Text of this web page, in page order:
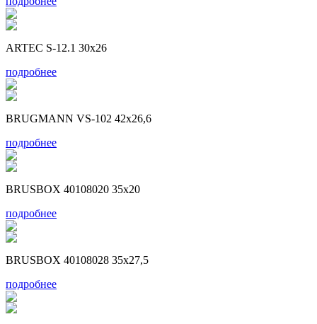
ARTEC S-12.1 30x26
подробнее
BRUGMANN VS-102 42x26,6
подробнее
BRUSBOX 40108020 35x20
подробнее
BRUSBOX 40108028 35x27,5
подробнее